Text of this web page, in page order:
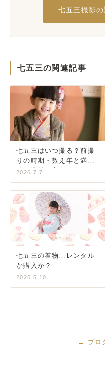
七五三撮影
七五三の関連記事
七五三はいつ撮る？前撮
りの時期・数え年と満年
齢・準備の完全ガイド
2026.7.7
七五三の着物…レンタル
か購入か？
2026.5.10
← ブロ